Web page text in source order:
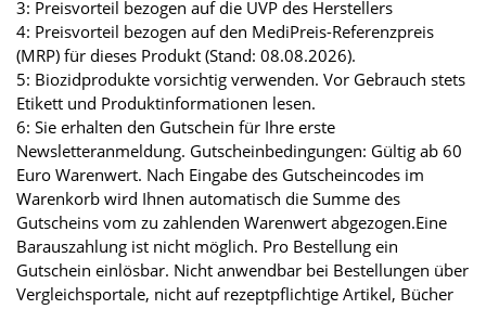
3: Preisvorteil bezogen auf die UVP des Herstellers
4: Preisvorteil bezogen auf den MediPreis-Referenzpreis
(MRP) für dieses Produkt (Stand: 08.08.2026).
5: Biozidprodukte vorsichtig verwenden. Vor Gebrauch stets
Etikett und Produktinformationen lesen.
6: Sie erhalten den Gutschein für Ihre erste
Newsletteranmeldung. Gutscheinbedingungen: Gültig ab 60
Euro Warenwert. Nach Eingabe des Gutscheincodes im
Warenkorb wird Ihnen automatisch die Summe des
Gutscheins vom zu zahlenden Warenwert abgezogen.Eine
Barauszahlung ist nicht möglich. Pro Bestellung ein
Gutschein einlösbar. Nicht anwendbar bei Bestellungen über
Vergleichsportale, nicht auf rezeptpflichtige Artikel, Bücher